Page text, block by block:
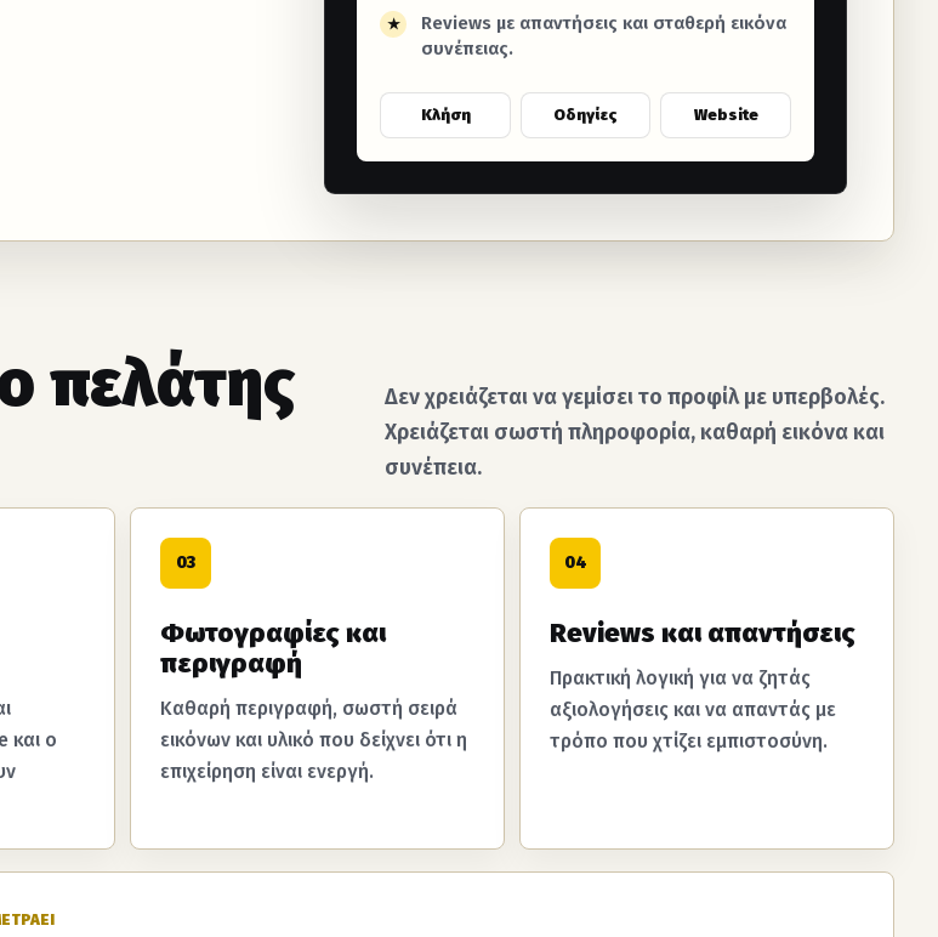
★
Reviews με απαντήσεις και σταθερή εικόνα
συνέπειας.
Κλήση Οδηγίες Website
πελάτης
Δεν χρειάζεται να γεμίσει το προφίλ με υπερβολές.
Χρειάζεται σωστή πληροφορία, καθαρή εικόνα και
συνέπεια.
και ο
03
Φωτογραφίες και
περιγραφή
Καθαρή περιγραφή, σωστή σειρά
εικόνων και υλικό που δείχνει ότι η
επιχείρηση είναι ενεργή.
04
Reviews και απαντήσεις
Πρακτική λογική για να ζητάς
αξιολογήσεις και να απαντάς με
τρόπο που χτίζει εμπιστοσύνη.